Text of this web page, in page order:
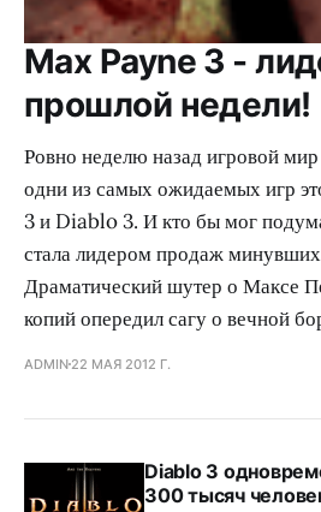
Max Payne 3 -
прошлой недели!
Ровно неделю назад игровой
одни из самых ожидаемых игр
3 и Diablo 3. И кто бы мог
стала лидером продаж
Драматический шутер о Максе
копий опередил сагу о вечной
ADMIN 22 МАЯ 2012 Г.
Diablo 3
300 тысяч